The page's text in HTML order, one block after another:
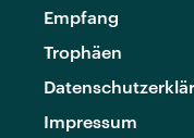
Empfang
Trophäen
Impressum